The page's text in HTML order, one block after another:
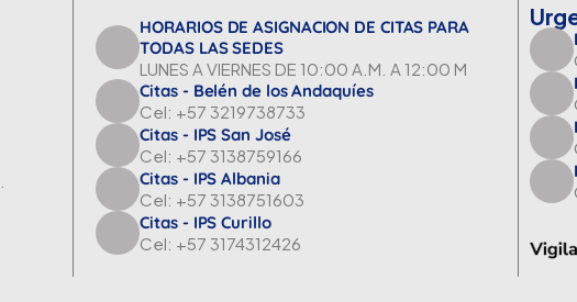
HORARIOS DE ASIGNACION DE CITAS PARA
TODAS LAS SEDES
LUNES A VIERNES DE 10:00 A.M. A 12:00 M
Citas - Belén de los Andaquíes
Cel: +57 3219738733
Citas - IPS San José
Cel: +57 3138759166
Citas - IPS Albania
Cel: +57 3138751603
Citas - IPS Curillo
Cel: +57 3174312426